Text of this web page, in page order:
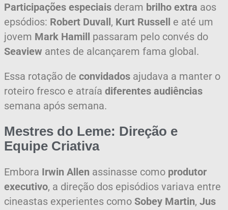
Participações especiais deram brilho extra aos
epsódios: Robert Duvall, Kurt Russell e até um
jovem Mark Hamill passaram pelo convés do
Seaview antes de alcançarem fama global.
Essa rotação de convidados ajudava a manter o
roteiro fresco e atraía diferentes audiências
semana após semana.
Mestres do Leme: Direção e
Equipe Criativa
Embora Irwin Allen assinasse como produtor
executivo, a direção dos episódios variava entre
cineastas experientes como Sobey Martin, Jus